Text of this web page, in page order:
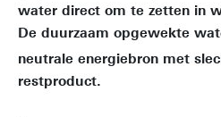
water direct om te zetten in
De duurzaam opgewekte
neutrale energiebron met
restproduct.